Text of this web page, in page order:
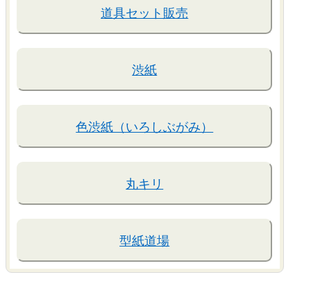
道具セット販売
渋紙
色渋紙（いろしぶがみ）
丸キリ
型紙道場